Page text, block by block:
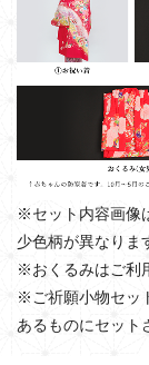
※セット内容画像
少色柄が異なりま
※おくるみはご利
※ご祈願小物セッ
あるものにセット